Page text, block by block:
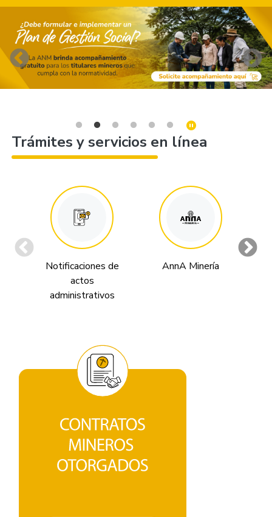
Trámites y servicios en línea
Notificaciones de
actos
administrativos
AnnA Minería